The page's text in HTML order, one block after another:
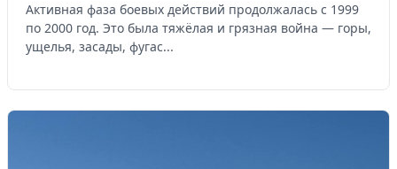
Активная фаза боевых действий продолжалась с 1999
по 2000 год. Это была тяжёлая и грязная война — горы,
ущелья, засады, фугас...